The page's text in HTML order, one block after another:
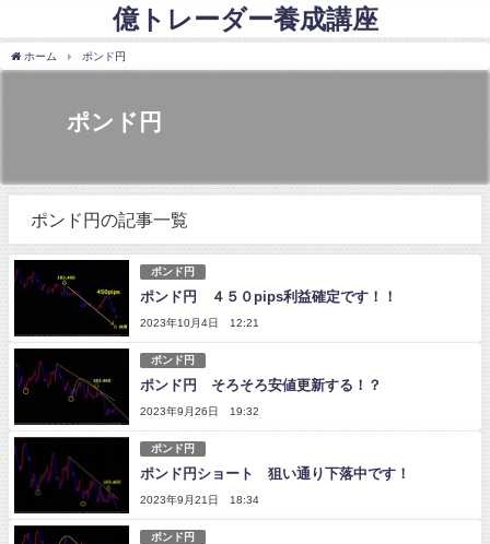
億トレーダー養成講座
ホーム ポンド円
ポンド円
ポンド円の記事一覧
ポンド円
ポンド円 ４５０pips利益確定です！！
2023年10月4日 12:21
ポンド円
ポンド円 そろそろ安値更新する！？
2023年9月26日 19:32
ポンド円
ポンド円ショート 狙い通り下落中です！
2023年9月21日 18:34
ポンド円